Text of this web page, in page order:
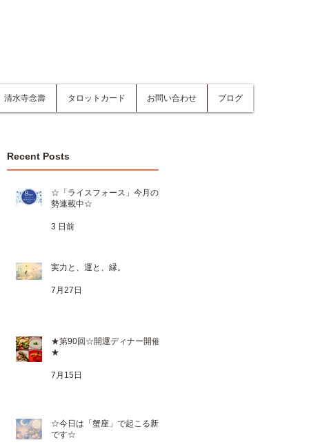
清水寺念壽 タロットカード お問い合わせ ブログ
Recent Posts
☆「ライスフォース」今月の運
勢連載中☆
3 日前
実力と、運と、縁。
7月27日
★第90回☆開運ディナー開催
★
7月15日
☆今日は「蟹座」で起こる新月
です☆